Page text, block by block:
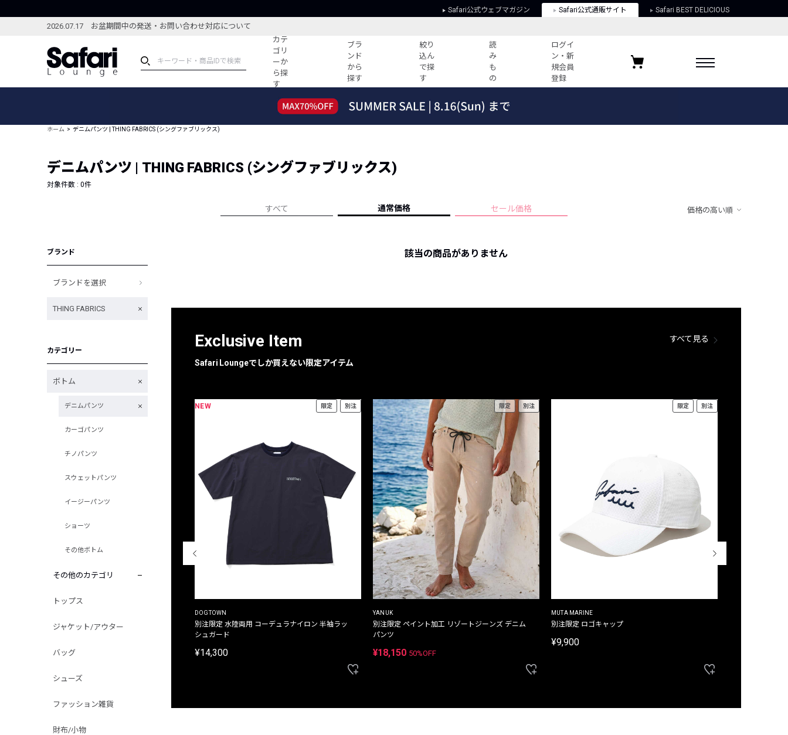
Safari公式ウェブマガジン Safari公式通販サイト Safari BEST DELICIOUS
2026.07.17 お盆期間中の発送・お問い合わせ対応について
カテ
ゴリ
ーか
ら探
す
ブラ
ンド
から
探す
絞り
込ん
で探
す
読
み
も
の
ログイ
ン・新
規会員
登録
ブランドから探す
新着アイテム
編集部のおすすめアイテム
特集記事
コーディネート
すべての記事
ーデ紹介
HOTなコーデ TOP20
人気記事ランキング
フォーカスブランド
プライバシーポリシー
お気に入りブランド
ホーム デニムパンツ | THING FABRICS (シングファブリックス)
デニムパンツ | THING FABRICS (シングファブリックス)
対象件数 : 0件
すべて 通常価格 セール価格 価格の高い順
ブランド
ブランドを選択
THING FABRICS
カテゴリー
ボトム
デニムパンツ
カーゴパンツ
チノパンツ
スウェットパンツ
イージーパンツ
ショーツ
その他ボトム
その他のカテゴリ
トップス
ジャケット/アウター
バッグ
シューズ
ファッション雑貨
財布/小物
該当の商品がありません
Exclusive Item
Safari Loungeでしか買えない限定アイテム
すべて見る
別注限定 ピグメントダイ バックプリント サーフ
NEW 限定 別注
DOGTOWN
別注限定 水陸両用 コーデュラナイロン 半袖ラッ
シュガード
¥14,300
限定 別注
YANUK
別注限定 ペイント加工 リゾートジーンズ デニム
パンツ
¥18,150 50%OFF
限定 別注
MUTA MARINE
別注限定 ロゴキャップ
¥9,900